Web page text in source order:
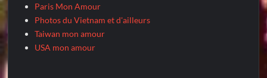
Paris Mon Amour
Photos du Vietnam et d'ailleurs
Taiwan mon amour
USA mon amour